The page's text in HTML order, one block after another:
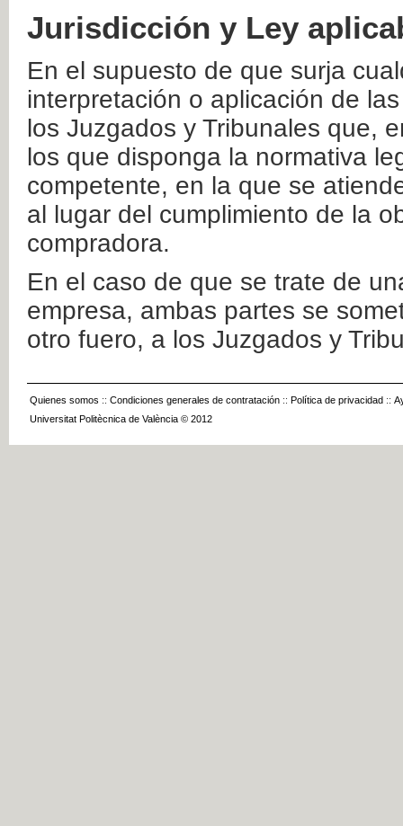
Jurisdicción y Ley
En el supuesto de que surja
interpretación o aplicación de
los Juzgados y Tribunales que,
los que disponga la normativa
competente, en la que se
al lugar del cumplimiento de la
compradora.
En el caso de que se trate de
empresa, ambas partes se
otro fuero, a los Juzgados y
Quienes somos :: Condiciones generales de contratación :: Política de privacidad ::
Universitat Politècnica de València © 2012